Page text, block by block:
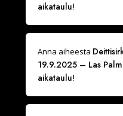
aikataulu!
Anna aiheesta
19.9.2025 – Las
aikataulu!